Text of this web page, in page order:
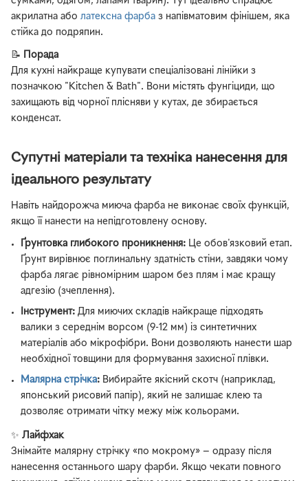
акрилатна або латексна фарба з напівматовим фінішем, яка
стійка до подряпин.
📝
Порада
Для кухні найкраще купувати спеціалізовані лінійки з
позначкою "Kitchen & Bath". Вони містять фунгіциди, що
захищають від чорної плісняви у кутах, де збирається
конденсат.
Супутні матеріали та техніка нанесення для
ідеального результату
Навіть найдорожча миюча фарба не виконає своїх функцій,
якщо її нанести на непідготовлену основу.
Ґрунтовка глибокого проникнення: Це обов'язковий етап.
Ґрунт вирівнює поглинальну здатність стіни, завдяки чому
фарба лягає рівномірним шаром без плям і має кращу
адгезію (зчеплення).
Інструмент: Для миючих складів найкраще підходять
валики з середнім ворсом (9-12 мм) із синтетичних
матеріалів або мікрофібри. Вони дозволяють нанести шар
необхідної товщини для формування захисної плівки.
Малярна стрічка: Вибирайте якісний скотч (наприклад,
японський рисовий папір), який не залишає клею та
дозволяє отримати чітку межу між кольорами.
✨ Лайфхак
Знімайте малярну стрічку «по мокрому» — одразу після
нанесення останнього шару фарби. Якщо чекати повного